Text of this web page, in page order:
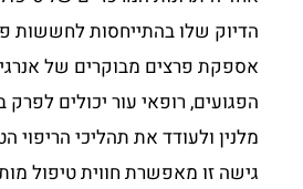
הדיוק שלו בהתייחסות לחששות
אספקת פרצים מבוקרים של
הפגועים, רופאי עור יכולים
מלנין ולעודד את תהליכי הריפוי
גישה זו מאפשרת חווית טיפול